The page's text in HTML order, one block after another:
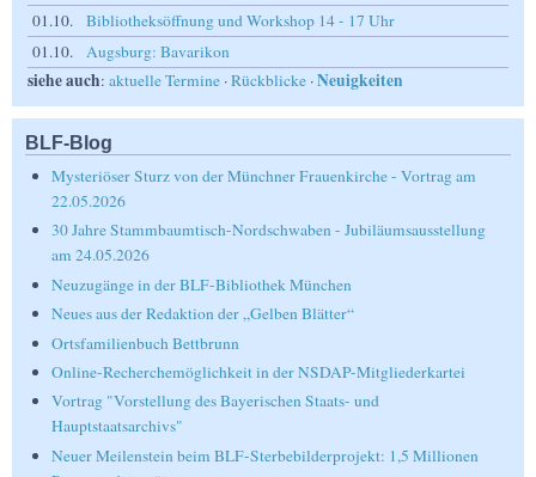
01.10.
Bibliotheksöffnung und Workshop 14 - 17 Uhr
01.10.
Augsburg: Bavarikon
siehe auch: aktuelle Termine ·Rückblicke ·Neuigkeiten
BLF-Blog
Mysteriöser Sturz von der Münchner Frauenkirche - Vortrag am
22.05.2026
30 Jahre Stammbaumtisch-Nordschwaben - Jubiläumsausstellung
am 24.05.2026
Neuzugänge in der BLF-Bibliothek München
Neues aus der Redaktion der „Gelben Blätter“
Ortsfamilienbuch Bettbrunn
Online-Recherchemöglichkeit in der NSDAP-Mitgliederkartei
Vortrag "Vorstellung des Bayerischen Staats- und
Hauptstaatsarchivs"
Neuer Meilenstein beim BLF-Sterbebilderprojekt: 1,5 Millionen